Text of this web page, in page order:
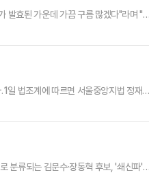
발효된 가운데 가끔 구름 많겠다"라며 "
도로 예보됐다.주요 지역 아침 최저기
일 법조계에 따르면 서울중앙지법 정재
윤석열 정부 두 번째 국무위원이다.앞서
분류되는 김문수·장동혁 후보, '쇄신파'